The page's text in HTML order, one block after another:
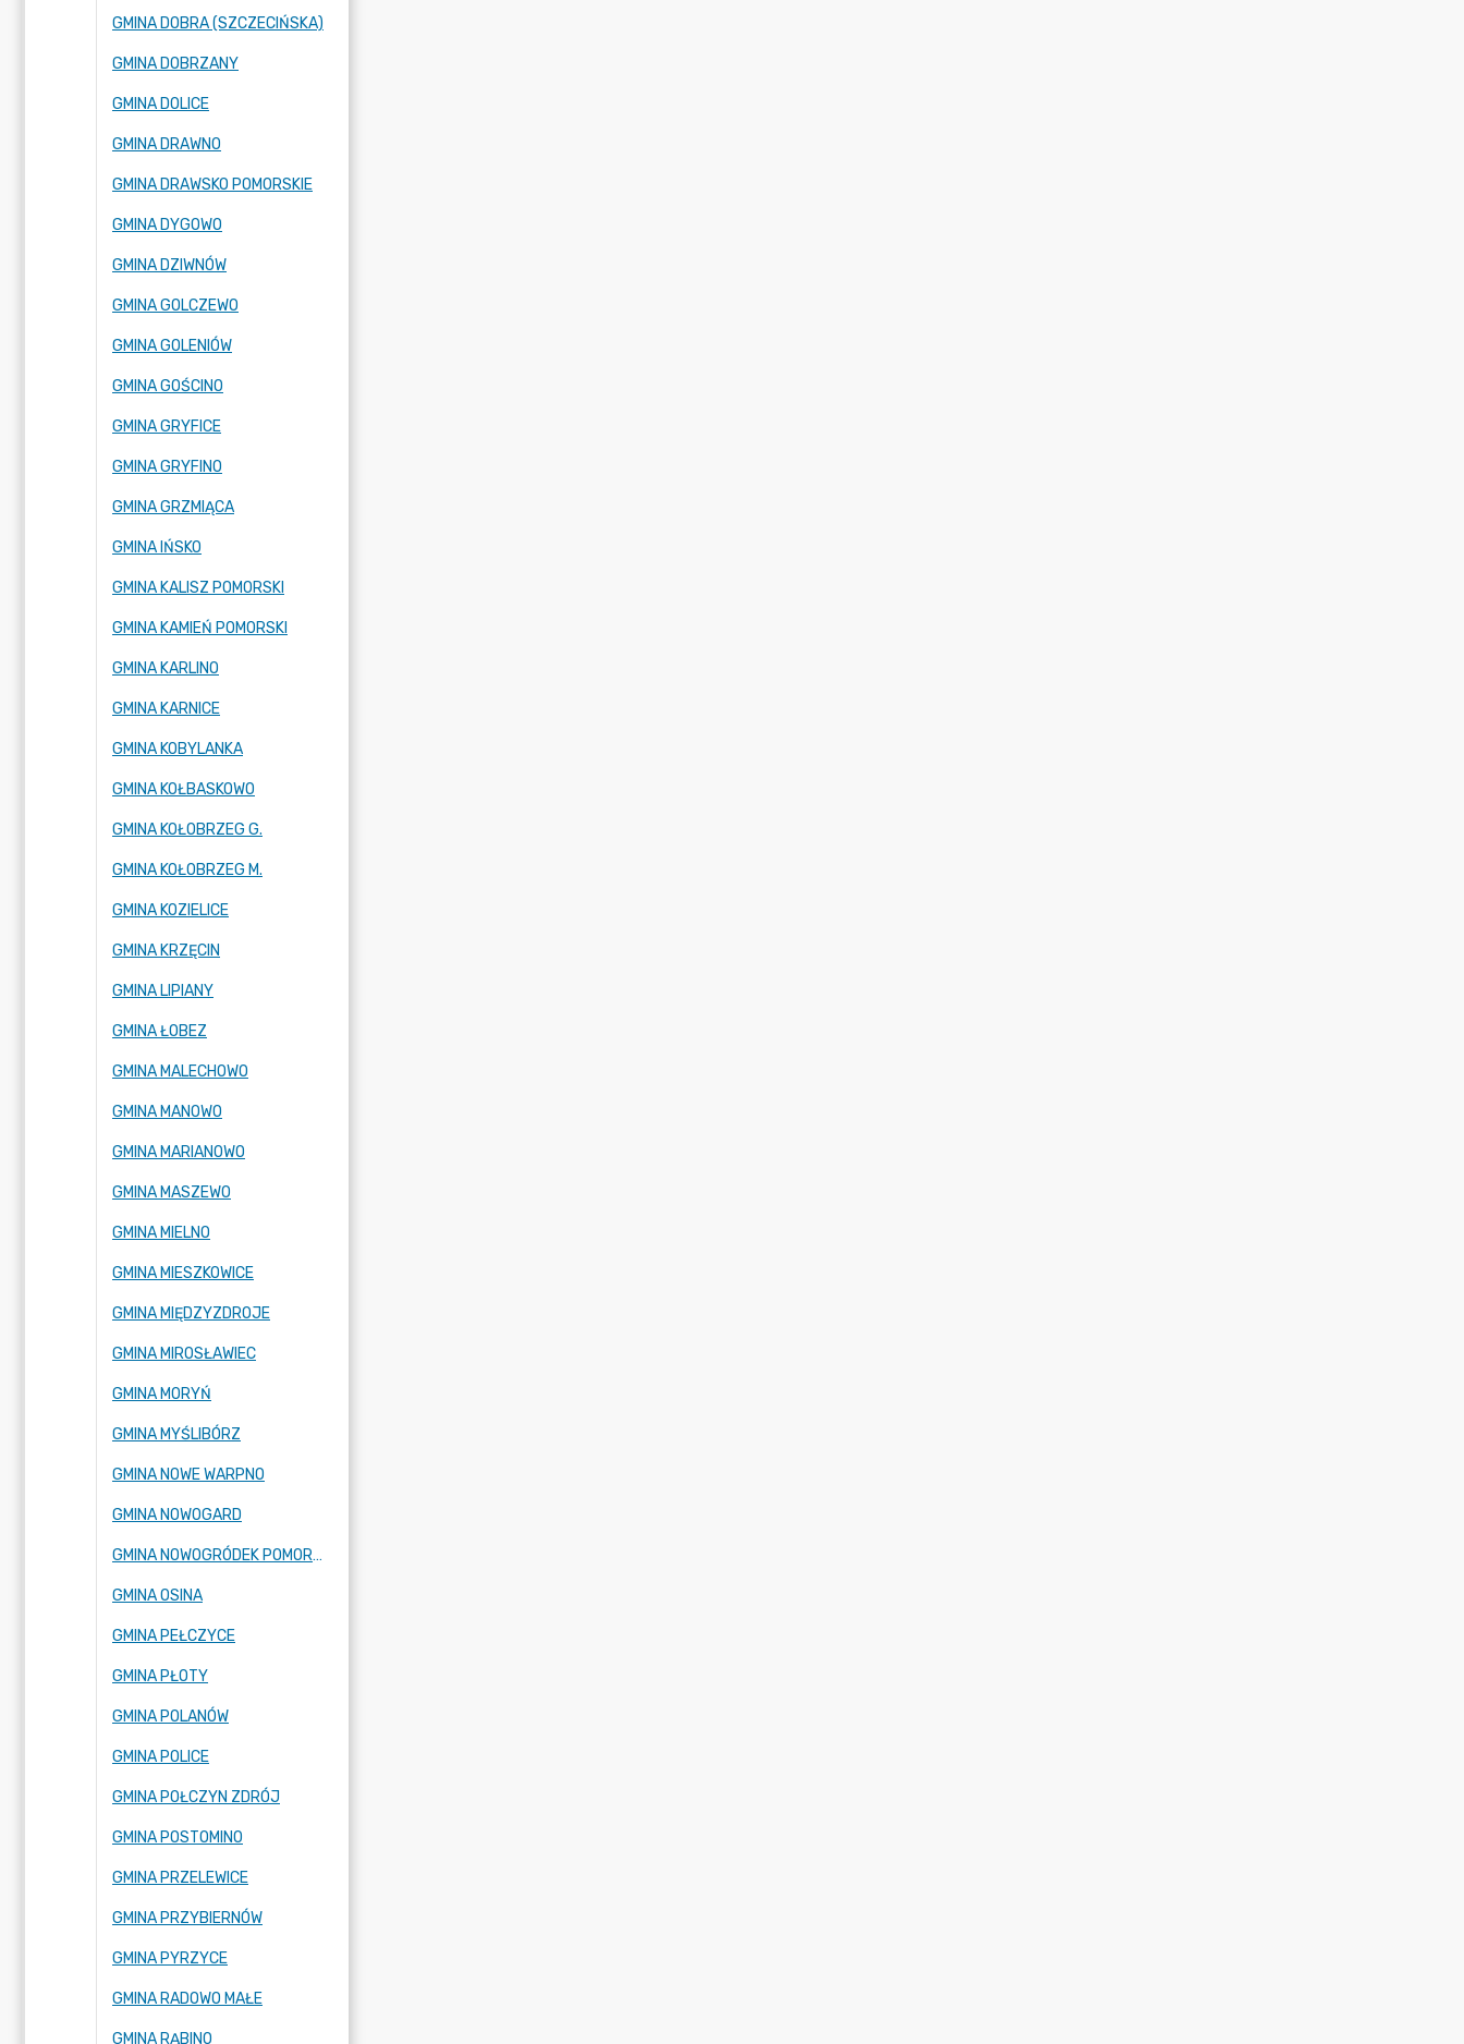
GMINA DOBRA (SZCZECIŃSKA)
GMINA DOBRZANY
GMINA DOLICE
GMINA DRAWNO
GMINA DRAWSKO POMORSKIE
GMINA DYGOWO
GMINA DZIWNÓW
GMINA GOLCZEWO
GMINA GOLENIÓW
GMINA GOŚCINO
GMINA GRYFICE
GMINA GRYFINO
GMINA GRZMIĄCA
GMINA IŃSKO
GMINA KALISZ POMORSKI
GMINA KAMIEŃ POMORSKI
GMINA KARLINO
GMINA KARNICE
GMINA KOBYLANKA
GMINA KOŁBASKOWO
GMINA KOŁOBRZEG G.
GMINA KOŁOBRZEG M.
GMINA KOZIELICE
GMINA KRZĘCIN
GMINA LIPIANY
GMINA ŁOBEZ
GMINA MALECHOWO
GMINA MANOWO
GMINA MARIANOWO
GMINA MASZEWO
GMINA MIELNO
GMINA MIESZKOWICE
GMINA MIĘDZYZDROJE
GMINA MIROSŁAWIEC
GMINA MORYŃ
GMINA MYŚLIBÓRZ
GMINA NOWE WARPNO
GMINA NOWOGARD
GMINA NOWOGRÓDEK POMORSKI
GMINA OSINA
GMINA PEŁCZYCE
GMINA PŁOTY
GMINA POLANÓW
GMINA POLICE
GMINA POŁCZYN ZDRÓJ
GMINA POSTOMINO
GMINA PRZELEWICE
GMINA PRZYBIERNÓW
GMINA PYRZYCE
GMINA RADOWO MAŁE
GMINA RĄBINO